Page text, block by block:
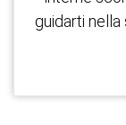
guidarti